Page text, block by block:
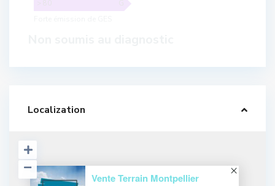
Localization
Vente Terrain Montpellier